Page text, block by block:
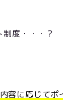
度・・・？
容に応じてポ